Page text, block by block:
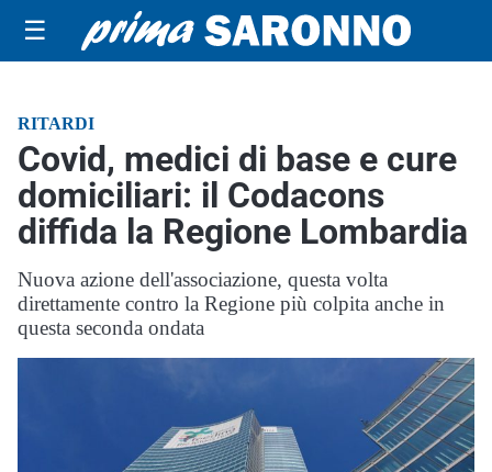
☰
RITARDI
Covid, medici di base e cure
domiciliari: il Codacons
diffida la Regione Lombardia
Nuova azione dell'associazione, questa volta
direttamente contro la Regione più colpita anche in
questa seconda ondata